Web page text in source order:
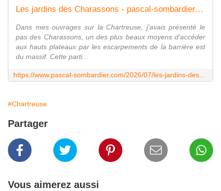
Les jardins des Charassons - pascal-sombardier.com
Dans mes ouvrages sur la Chartreuse, j'avais présenté le
pas des Charassons, un des plus beaux moyens d'accéder
aux hauts plateaux par les escarpements de la barrière est
du massif. Cette parti...
#Chartreuse
Partager
Vous aimerez aussi